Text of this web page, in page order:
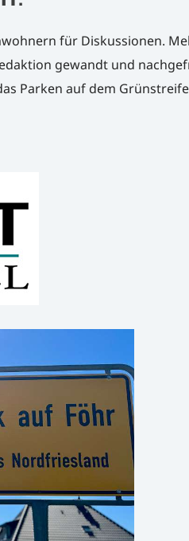
für Diskussionen.
gewandt und
Parken auf dem